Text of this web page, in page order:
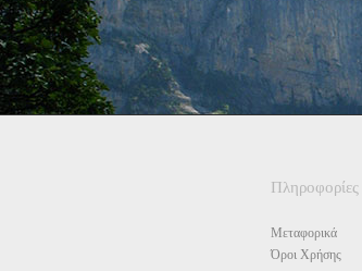
Πληροφορίες
Μεταφορικά
Όροι Χρήσης